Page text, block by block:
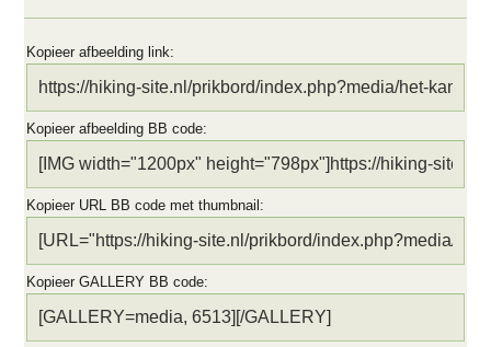
Kopieer afbeelding link
Kopieer afbeelding BB code
Kopieer URL BB code met thumbnail
Kopieer GALLERY BB code